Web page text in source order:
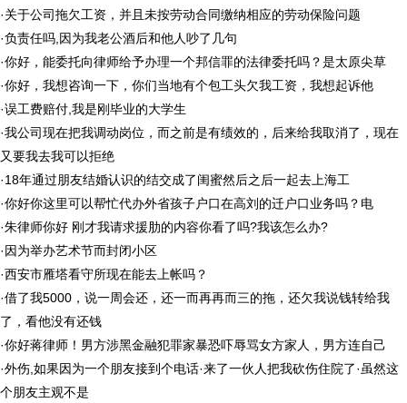
·关于公司拖欠工资，并且未按劳动合同缴纳相应的劳动保险问题
·负责任吗,因为我老公酒后和他人吵了几句
·你好，能委托向律师给予办理一个邦信罪的法律委托吗？是太原尖草
·你好，我想咨询一下，你们当地有个包工头欠我工资，我想起诉他
·误工费赔付,我是刚毕业的大学生
·我公司现在把我调动岗位，而之前是有绩效的，后来给我取消了，现在
又要我去我可以拒绝
·18年通过朋友结婚认识的结交成了闺蜜然后之后一起去上海工
·你好你这里可以帮忙代办外省孩子户口在高刘的迁户口业务吗？电
·朱律师你好 刚才我请求援肋的内容你看了吗?我该怎么办?
·因为举办艺术节而封闭小区
·西安市雁塔看守所现在能去上帐吗？
·借了我5000，说一周会还，还一而再再而三的拖，还欠我说钱转给我
了，看他没有还钱
·你好蒋律师！男方涉黑金融犯罪家暴恐吓辱骂女方家人，男方连自己
·外伤,如果因为一个朋友接到个电话·来了一伙人把我砍伤住院了·虽然这
个朋友主观不是